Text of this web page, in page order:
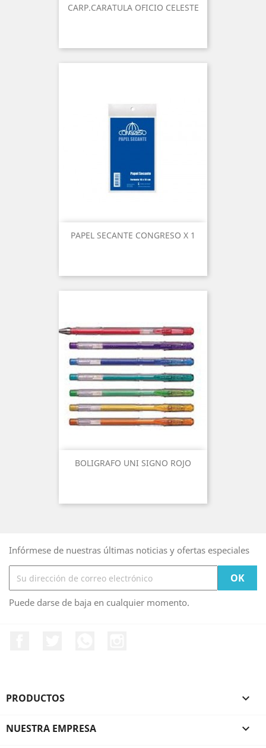
CARP.CARATULA OFICIO CELESTE
PAPEL SECANTE CONGRESO X 1
BOLIGRAFO UNI SIGNO ROJO
Infórmese de nuestras últimas noticias y ofertas especiales
Puede darse de baja en cualquier momento.
PRODUCTOS 
NUESTRA EMPRESA 